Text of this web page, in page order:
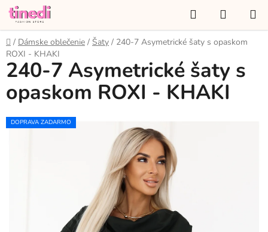
Prejsť
obsah
Hľadať
KOŠÍK
Domov
/ Dámske oblečenie / Šaty / 240-7 Asymetrické šaty s opaskom
ROXI - KHAKI
240-7 Asymetrické šaty s
opaskom ROXI - KHAKI
DOPRAVA ZADARMO